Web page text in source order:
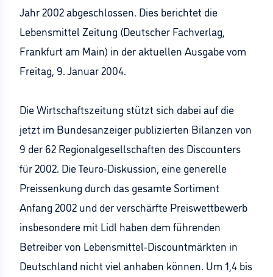
Jahr 2002 abgeschlossen. Dies berichtet die
Lebensmittel Zeitung (Deutscher Fachverlag,
Frankfurt am Main) in der aktuellen Ausgabe vom
Freitag, 9. Januar 2004.
Die Wirtschaftszeitung stützt sich dabei auf die
jetzt im Bundesanzeiger publizierten Bilanzen von
9 der 62 Regionalgesellschaften des Discounters
für 2002. Die Teuro-Diskussion, eine generelle
Preissenkung durch das gesamte Sortiment
Anfang 2002 und der verschärfte Preiswettbewerb
insbesondere mit Lidl haben dem führenden
Betreiber von Lebensmittel-Discountmärkten in
Deutschland nicht viel anhaben können. Um 1,4 bis